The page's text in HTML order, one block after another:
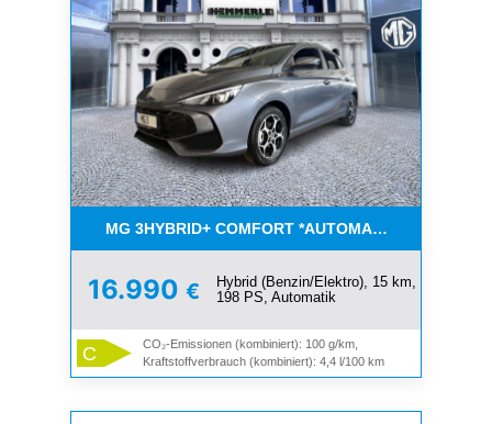
MG 3HYBRID+ COMFORT *AUTOMATIK ! SOFORT
16.990 €
Hybrid (Benzin/Elektro), 15 km,
198 PS, Automatik
C
CO₂-Emissionen (kombiniert): 100 g/km,
Kraftstoffverbrauch (kombiniert): 4,4 l/100 km